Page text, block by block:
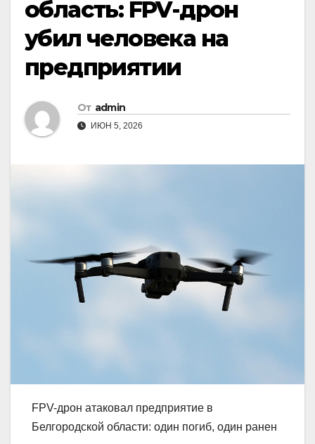
область: FPV-дрон
убил человека на
предприятии
От admin
ИЮН 5, 2026
FPV-дрон атаковал предприятие в
Белгородской области: один погиб, один ранен